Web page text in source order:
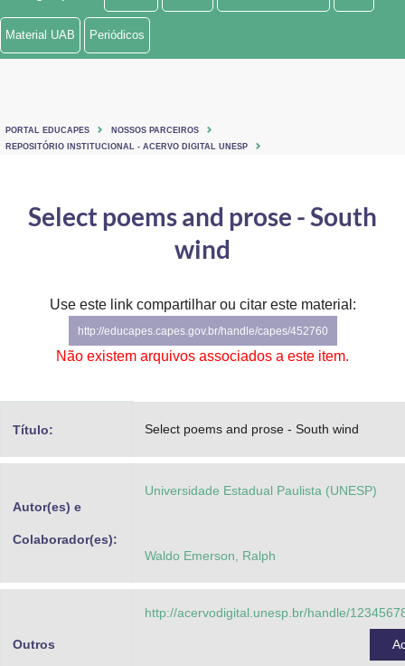
Ministério de Minas e Energia
Ministério do Turismo
Controladoria-Geral da União
Secretaria-Geral
Advocacia-Geral da União
Banco Central do Brasil
Planalto
Material UAB Periódicos
PORTAL EDUCAPES
NOSSOS PARCEIROS
REPOSITÓRIO INSTITUCIONAL - ACERVO DIGITAL UNESP
Select poems and prose - South
wind
Use este link compartilhar ou citar este material:
http://educapes.capes.gov.br/handle/capes/452760
Não existem arquivos associados a este item.
Título: Select poems and prose - South wind
Autor(es) e
Colaborador(es):
Universidade Estadual Paulista (UNESP)
Waldo Emerson, Ralph
Outros
http://acervodigital.unesp.br/handle/